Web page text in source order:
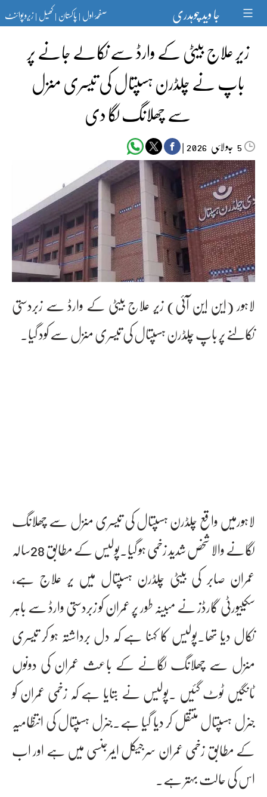
content جا وید چوہدری صفحۂ اول|پاکستان|کھیل|زیرو پوائنٹ
زیر علاج بیٹی کے وارڈ سے نکالے جانے پر
باپ نے چلڈرن ہسپتال کی تیسری منزل
سے چھلانگ لگا دی
5جولائی |
لاہور (این این آئی) زیر علاج بیٹی کے وارڈ سے زبردستی
نکالنے پر باپ چلڈرن ہسپتال کی تیسری منزل سے کود گیا۔
لاہورمیں واقع چلڈرن ہسپتال کی تیسری منزل سے چھلانگ
لگانے والا شخص شدید زخمی ہو گیا۔پولیس کے مطابق 28سالہ
عمران صابر کی بیٹی چلڈرن ہسپتال میں یر علاج ہے،
سکییورٹی گارڈز نے مبینہ طور پر عمران کو زبردستی وارڈ سے باہر
نکال دیا تھا۔پولیس کا کہنا ہے کہ دل برداشتہ ہو کر تیسری
منزل سے چھلانگ لگانے کے باعث عمران کی دونوں
ٹانگیں ٹوٹ گئیں ۔پولیس نے بتایا ہے کہ زخمی عمران کو
جنرل ہسپتال منتقل کر دیا گیا ہے۔جنرل ہسپتال کی انتظامیہ
کے مطابق زخمی عمران سرجیکل ایمرجنسی میں ہے اور اب
اس کی حالت بہتر ہے۔